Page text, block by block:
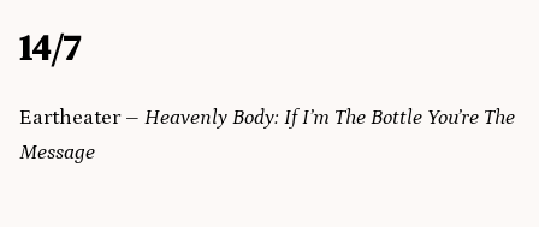
14/7
Eartheater – Heavenly Body: If I’m The Bottle You’re The
Message